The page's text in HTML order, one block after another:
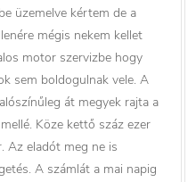
üzemelve kértem de a
mégis nekem kellet
motor szervizbe hogy
sem boldogulnak vele. A
át megyek rajta a
Köze kettő száz ezer
Az eladót meg ne is
A számlát a mai napig